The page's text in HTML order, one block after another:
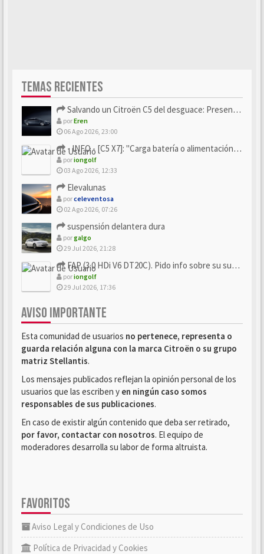
TEMAS RECIENTES
Salvando un Citroën C5 del desguace: Presentación y seguimiento
porEren
06 Ago 2026, 23:00
- INFO - [C5 X7]: "Carga batería o alimentación eléctri...
poriongolf
03 Ago 2026, 12:33
Elevalunas
porceleventosa
02 Ago 2026, 07:26
suspensión delantera dura
porgalgo
29 Jul 2026, 21:28
FAP (3.0 HDi V6 DT20C). Pido info sobre su sustitución
poriongolf
29 Jul 2026, 17:36
AVISO IMPORTANTE
Esta comunidad de usuarios no pertenece, representa o
guarda relación alguna con la marca Citroën o su grupo
matriz Stellantis.
Los mensajes publicados reflejan la opinión personal de los
usuarios que las escriben y en ningún caso somos
responsables de sus publicaciones.
En caso de existir algún contenido que deba ser retirado,
por favor, contactar con nosotros. El equipo de
moderadores desarrolla su labor de forma altruista.
FAVORITOS
Aviso Legal y Condiciones de Uso
Política de Privacidad y Cookies